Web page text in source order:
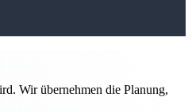
Wir übernehmen die Planung,